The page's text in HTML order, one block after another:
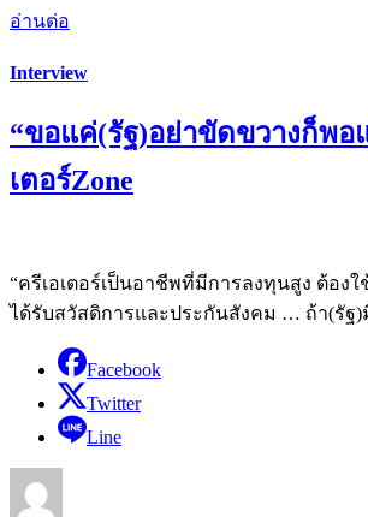
อ่านต่อ
Interview
“ขอแค่(รัฐ)อย่าขัดขวางก็พอ
เตอร์Zone
“ครีเอเตอร์เป็นอาชีพที่มีการลงทุนสูง ต้อง
ได้รับสวัสดิการและประกันสังคม … ถ้า(รัฐ)
Facebook
Twitter
Line